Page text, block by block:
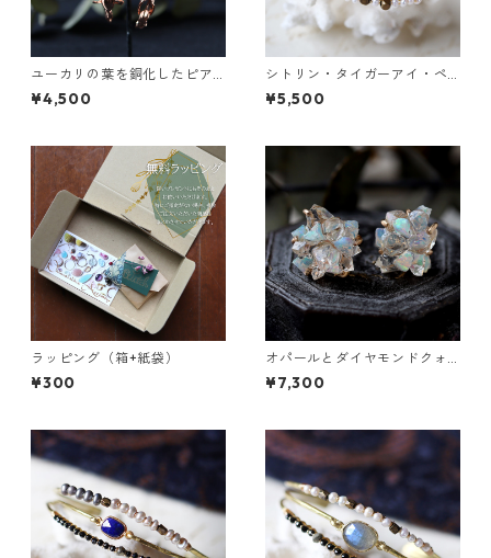
ユーカリの葉を銅化したピア
ス
¥4,500
シトリン・タイガーアイ・ペ
リドットの3連バングル
¥5,500
ラッピング（箱+紙袋）
¥300
オパールとダイヤモンドクォ
ーツのピアス
¥7,300